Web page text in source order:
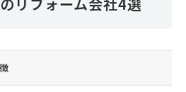
リフォーム会社4選